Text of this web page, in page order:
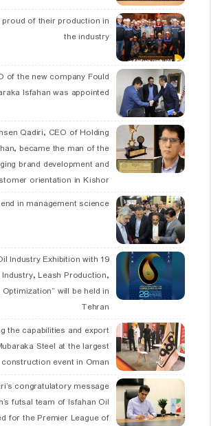
of their production in
the industry
of the new company Fould
Isfahan was appointed
Qadiri, CEO of Holding
became the man of the
brand development and
orientation in Kishor
in management science
Oil Industry Exhibition with
Leash Production,
will be held in
Tehran
the capabilities and export
Steel at the largest
construction event in Oman
congratulatory message
futsal team of Isfahan Oil
for the Premier League of